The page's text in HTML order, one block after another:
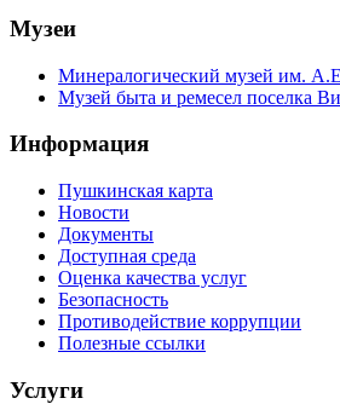
Музеи
Минералогический музей им.
Музей быта и ремесел поселка
Информация
Пушкинская карта
Новости
Документы
Доступная среда
Оценка качества услуг
Безопасность
Противодействие коррупции
Полезные ссылки
Услуги